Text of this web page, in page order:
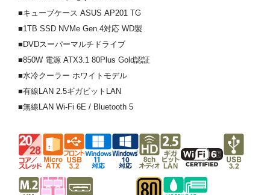
■キューブケース ASUS AP201 TG
■1TB SSD NVMe Gen.4対応 WD製
■DVDスーパーマルチドライブ
■850W 電源 ATX3.1 80Plus Gold認証
■水冷クーラー ホワイトモデル
■有線LAN 2.5ギガビットLAN
■無線LAN Wi-Fi 6E / Bluetooth 5